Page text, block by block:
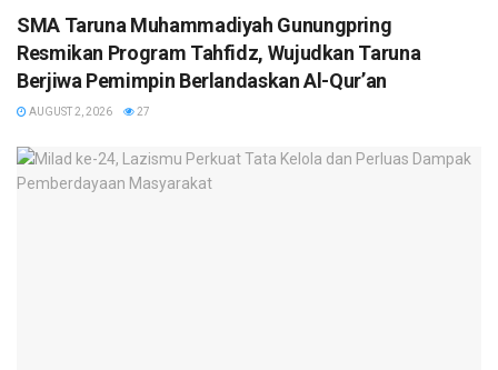
SMA Taruna Muhammadiyah Gunungpring
Resmikan Program Tahfidz, Wujudkan Taruna
Berjiwa Pemimpin Berlandaskan Al-Qur’an
AUGUST 2, 2026 27